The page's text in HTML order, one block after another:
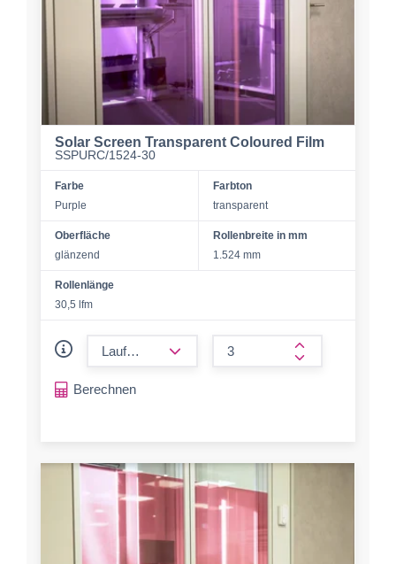
Solar Screen Transparent Coloured Film
SSPURC/1524-30
Farbe
Purple
Farbton
transparent
Oberfläche
glänzend
Rollenbreite in mm
1.524 mm
Rollenlänge
30,5 lfm
form.increase-
Berechnen